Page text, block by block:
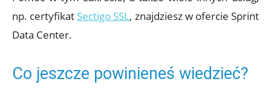
np. certyfikat Sectigo SSL, znajdziesz w ofercie Sprint
Data Center.
Co jeszcze powinieneś wiedzieć?